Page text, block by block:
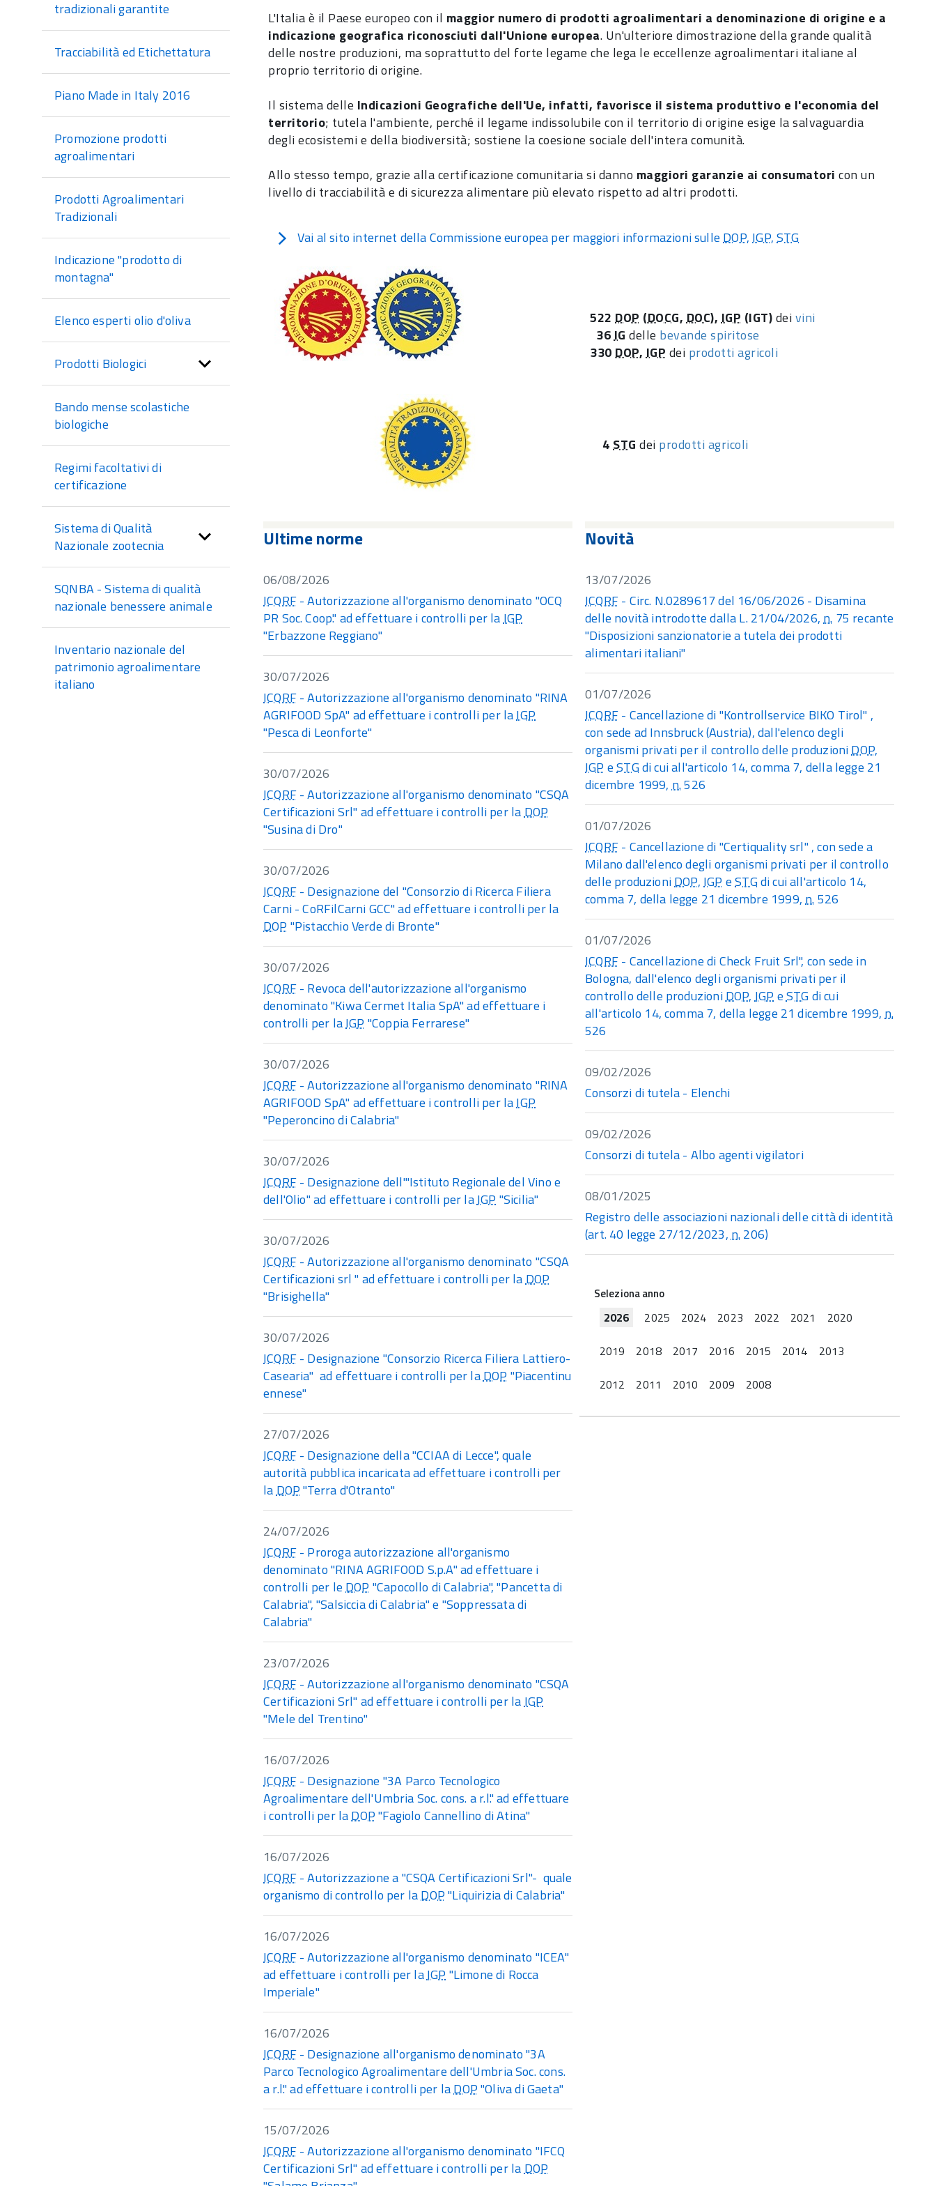
sezione
tradizionali garantite
Tracciabilità ed Etichettatura
Piano Made in Italy 2016
Promozione prodotti
agroalimentari
Prodotti Agroalimentari
Tradizionali
Indicazione "prodotto di
montagna"
Elenco esperti olio d'oliva
Prodotti Biologici
Bando mense scolastiche
biologiche
Regimi facoltativi di
certificazione
Sistema di Qualità
Nazionale zootecnia
SQNBA - Sistema di qualità
nazionale benessere animale
Inventario nazionale del
patrimonio agroalimentare
italiano
L'Italia è il Paese europeo con il maggior numero di prodotti agroalimentari a denominazione di origine e a
indicazione geografica riconosciuti dall'Unione europea. Un'ulteriore dimostrazione della grande qualità
delle nostre produzioni, ma soprattutto del forte legame che lega le eccellenze agroalimentari italiane al
proprio territorio di origine.
Il sistema delle Indicazioni Geografiche dell'Ue, infatti, favorisce il sistema produttivo e l'economia del
territorio; tutela l'ambiente, perché il legame indissolubile con il territorio di origine esige la salvaguardia
degli ecosistemi e della biodiversità; sostiene la coesione sociale dell'intera comunità.
Allo stesso tempo, grazie alla certificazione comunitaria si danno maggiori garanzie ai consumatori con un
livello di tracciabilità e di sicurezza alimentare più elevato rispetto ad altri prodotti.
Vai al sito internet della Commissione europea per maggiori informazioni sulleDOP,IGP,STG
522 DOP (DOCG,DOC),IGP (IGT)deivini
36IG delle bevande spiritose
330DOP,IGP dei prodotti agricoli
4STG dei prodotti agricoli
Ultime norme
06/08/2026
ICQRF- Autorizzazione all'organismo denominato "OCQ
PR Soc. Coop." ad effettuare i controlli per laIGP
"Erbazzone Reggiano"
30/07/2026
ICQRF- Autorizzazione all'organismo denominato "RINA
AGRIFOOD SpA" ad effettuare i controlli per laIGP
"Pesca di Leonforte"
30/07/2026
ICQRF- Autorizzazione all'organismo denominato "CSQA
Certificazioni Srl" ad effettuare i controlli per laDOP
"Susina di Dro"
30/07/2026
ICQRF- Designazione del "Consorzio di Ricerca Filiera
Carni - CoRFilCarni GCC" ad effettuare i controlli per la
DOP "Pistacchio Verde di Bronte"
30/07/2026
ICQRF- Revoca dell'autorizzazione all'organismo
denominato "Kiwa Cermet Italia SpA" ad effettuare i
controlli per laIGP "Coppia Ferrarese"
30/07/2026
ICQRF- Autorizzazione all'organismo denominato "RINA
AGRIFOOD SpA" ad effettuare i controlli per laIGP
"Peperoncino di Calabria"
30/07/2026
ICQRF- Designazione dell'"Istituto Regionale del Vino e
dell'Olio" ad effettuare i controlli per laIGP"Sicilia"
30/07/2026
ICQRF- Autorizzazione all'organismo denominato "CSQA
Certificazioni srl " ad effettuare i controlli per laDOP
"Brisighella"
30/07/2026
ICQRF- Designazione "Consorzio Ricerca Filiera Lattiero-
Casearia" ad effettuare i controlli per laDOP "Piacentinu
ennese"
27/07/2026
ICQRF- Designazione della "CCIAA di Lecce", quale
autorità pubblica incaricata ad effettuare i controlli per
laDOP"Terra d'Otranto"
24/07/2026
ICQRF- Proroga autorizzazione all'organismo
denominato "RINA AGRIFOOD S.p.A" ad effettuare i
controlli per leDOP "Capocollo di Calabria", "Pancetta di
Calabria", "Salsiccia di Calabria" e "Soppressata di
Calabria"
23/07/2026
ICQRF- Autorizzazione all'organismo denominato "CSQA
Certificazioni Srl" ad effettuare i controlli per laIGP
"Mele del Trentino"
16/07/2026
ICQRF- Designazione "3A Parco Tecnologico
Agroalimentare dell'Umbria Soc. cons. a r.l." ad effettuare
i controlli per laDOP"Fagiolo Cannellino di Atina"
16/07/2026
ICQRF- Autorizzazione a "CSQA Certificazioni Srl"- quale
organismo di controllo per laDOP"Liquirizia di Calabria"
16/07/2026
ICQRF- Autorizzazione all'organismo denominato "ICEA"
ad effettuare i controlli per laIGP"Limone di Rocca
Imperiale"
16/07/2026
ICQRF- Designazione all'organismo denominato "3A
Parco Tecnologico Agroalimentare dell'Umbria Soc. cons.
a r.l." ad effettuare i controlli per laDOP"Oliva di Gaeta"
15/07/2026
ICQRF- Autorizzazione all'organismo denominato "IFCQ
Certificazioni Srl" ad effettuare i controlli per laDOP
Novità
13/07/2026
ICQRF- Circ. N.0289617 del 16/06/2026 - Disamina
delle novità introdotte dalla L. 21/04/2026,n. 75 recante
"Disposizioni sanzionatorie a tutela dei prodotti
alimentari italiani"
01/07/2026
ICQRF- Cancellazione di "Kontrollservice BIKO Tirol" ,
con sede ad Innsbruck (Austria), dall'elenco degli
organismi privati per il controllo delle produzioniDOP,
IGP eSTGdi cui all'articolo 14, comma 7, della legge 21
dicembre 1999,n.526
01/07/2026
ICQRF- Cancellazione di "Certiquality srl" , con sede a
Milano dall'elenco degli organismi privati per il controllo
delle produzioniDOP,IGP eSTGdi cui all'articolo 14,
comma 7, della legge 21 dicembre 1999,n.526
01/07/2026
ICQRF- Cancellazione di Check Fruit Srl", con sede in
Bologna, dall'elenco degli organismi privati per il
controllo delle produzioniDOP,IGPeSTGdi cui
all'articolo 14, comma 7, della legge 21 dicembre 1999,n.
526
09/02/2026
Consorzi di tutela - Elenchi
09/02/2026
Consorzi di tutela - Albo agenti vigilatori
08/01/2025
Registro delle associazioni nazionali delle città di identità
(art. 40 legge 27/12/2023,n.206)
Seleziona anno
2026 2025 2024 2023 2022 2021
2020
2019
2018 2017 2016 2015 2014
2013
2012
2011 2010 2009 2008